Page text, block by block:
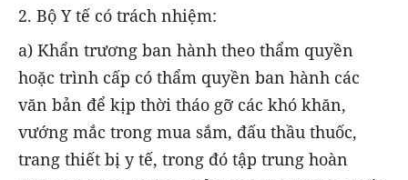
2. Bộ Y tế có trách nhiệm:
a) Khẩn trương ban hành theo thẩm quyền
hoặc trình cấp có thẩm quyền ban hành các
văn bản để kịp thời tháo gỡ các khó khăn,
vướng mắc trong mua sắm, đấu thầu thuốc,
trang thiết bị y tế, trong đó tập trung hoàn